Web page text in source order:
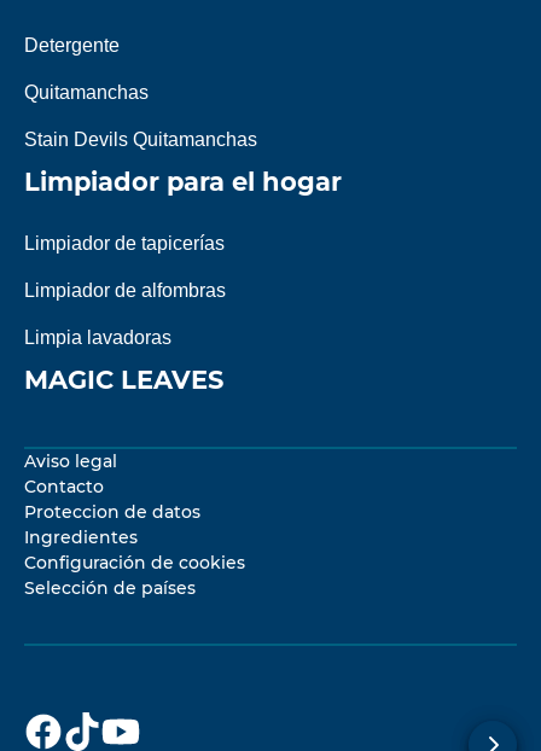
Detergente
Quitamanchas
Stain Devils Quitamanchas
Limpiador para el hogar
Limpiador de tapicerías
Limpiador de alfombras
Limpia lavadoras
MAGIC LEAVES
Aviso legal
Contacto
Proteccion de datos
Ingredientes
Configuración de cookies
Selección de países
Dr.Beckmann
Dr.Beckmann